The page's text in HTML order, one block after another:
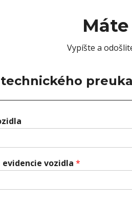
Vypíšte a
technického
evidencie vozidla*